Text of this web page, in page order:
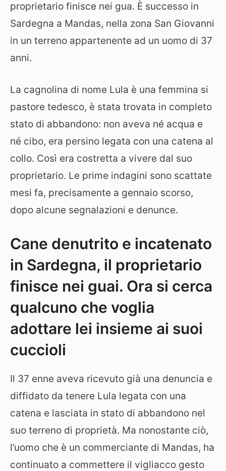
proprietario finisce nei gua. È successo in
Sardegna a Mandas, nella zona San Giovanni
in un terreno appartenente ad un uomo di 37
anni.
La cagnolina di nome Lula è una femmina si
pastore tedesco, è stata trovata in completo
stato di abbandono: non aveva né acqua e
né cibo, era persino legata con una catena al
collo. Così era costretta a vivere dal suo
proprietario. Le prime indagini sono scattate
mesi fa, precisamente a gennaio scorso,
dopo alcune segnalazioni e denunce.
Cane denutrito e incatenato
in Sardegna, il proprietario
finisce nei guai. Ora si cerca
qualcuno che voglia
adottare lei insieme ai suoi
cuccioli
Il 37 enne aveva ricevuto già una denuncia e
diffidato da tenere Lula legata con una
catena e lasciata in stato di abbandono nel
suo terreno di proprietà. Ma nonostante ciò,
l’uomo che è un commerciante di Mandas, ha
continuato a commettere il vigliacco gesto